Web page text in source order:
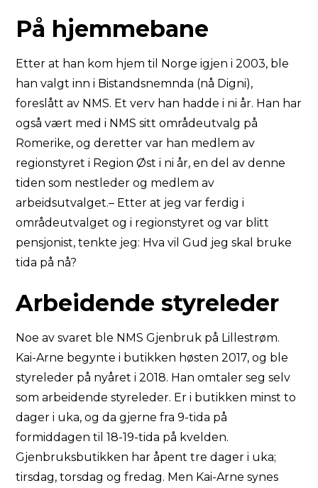
På hjemmebane
Etter at han kom hjem til Norge igjen i 2003, ble
han valgt inn i Bistandsnemnda (nå Digni),
foreslått av NMS. Et verv han hadde i ni år. Han har
også vært med i NMS sitt områdeutvalg på
Romerike, og deretter var han medlem av
regionstyret i Region Øst i ni år, en del av denne
tiden som nestleder og medlem av
arbeidsutvalget.– Etter at jeg var ferdig i
områdeutvalget og i regionstyret og var blitt
pensjonist, tenkte jeg: Hva vil Gud jeg skal bruke
tida på nå?
Arbeidende styreleder
Noe av svaret ble NMS Gjenbruk på Lillestrøm.
Kai-Arne begynte i butikken høsten 2017, og ble
styreleder på nyåret i 2018. Han omtaler seg selv
som arbeidende styreleder. Er i butikken minst to
dager i uka, og da gjerne fra 9-tida på
formiddagen til 18-19-tida på kvelden.
Gjenbruksbutikken har åpent tre dager i uka;
tirsdag, torsdag og fredag. Men Kai-Arne synes